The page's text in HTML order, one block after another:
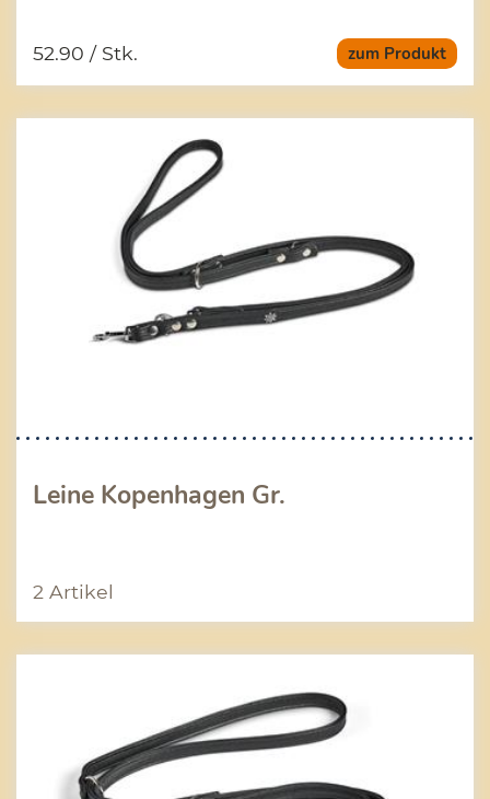
zum Produkt
52.90 / Stk.
Leine Kopenhagen Gr.
2 Artikel